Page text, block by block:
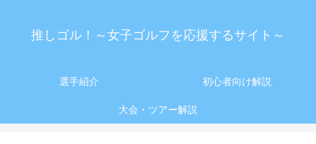
推しゴル！～女子ゴルフを応援するサイト～
選手紹介 初心者向け解説
大会・ツアー解説